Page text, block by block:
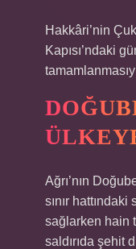
Hakkâri’nin
Kapısı’ndaki
Ağrı’nın
sınır hattındaki
sağlarken hain
saldırıda şehit